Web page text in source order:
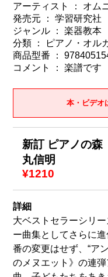
アーティスト ： オム
発売元 ： 学習研究社
ジャンル ： 楽器教本
分類 ： ピアノ・オル
商品型番 ：
コメント ： 楽譜です
本・ビデオ
新訂 ピアノの
丸信明
¥1210
詳細
大ベストセラーシリ
ー曲集としてさらに
番の変更はせず、“ア
のメヌエット》の連